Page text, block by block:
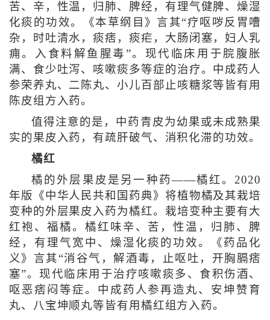
苦、辛，性温，归肺、脾经，有理气健脾、燥湿
化痰的功效。《本草纲目》言其“疗呕哕反胃嘈
杂，时吐清水，痰痞，痰疟，大肠闭塞，妇人乳
痈。入食料解鱼腥毒”。现代临床用于脘腹胀
满、食少吐泻、咳嗽痰多等症的治疗。中成药人
参荣养丸、二陈丸、小儿百部止咳糖浆等皆有用
陈皮组方入药。
值得注意的是，中药青皮为幼果或未成熟果
实的果皮入药，有疏肝破气、消积化滞的功效。
橘红
橘的外层果皮是另一种药——橘红。2020
年版《中华人民共和国药典》将植物橘及其栽培
变种的外层果皮入药为橘红。栽培变种主要有大
红袍、福橘。橘红味辛、苦，性温，归肺、脾
经，有理气宽中、燥湿化痰的功效。《药品化
义》言其“消谷气，解酒毒，止呕吐，开胸膈痞
塞”。现代临床用于治疗咳嗽痰多、食积伤酒、
呕恶痞闷等症。中成药人参再造丸、安坤赞育
丸、八宝坤顺丸等皆有用橘红组方入药。